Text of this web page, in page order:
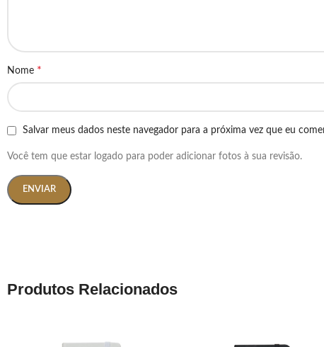
Nome *
Salvar meus dados neste navegador para a próxima vez que eu
Você tem que estar logado para poder adicionar fotos à sua revisão.
Produtos Relacionados